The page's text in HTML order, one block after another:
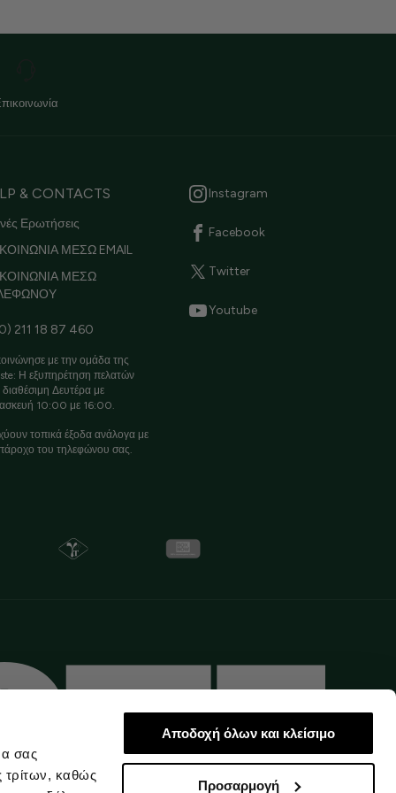
σας
τρίτων, καθώς
Αποδοχή όλων και κλείσιμο
Προσαρμογή
& CONTACTS
Ερωτήσεις
ΜΕΣΩ EMAIL
ΜΕΣΩ
211 18 87 460
με την ομάδα της
Η εξυπηρέτηση πελατών
διαθέσιμη Δευτέρα με
10:00 με 16:00.
τοπικά έξοδα ανάλογα με
του τηλεφώνου σας.
Instagram
Facebook
Twitter
Youtube